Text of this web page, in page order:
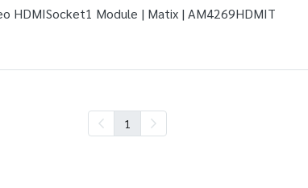
HDMISocket1 Module | Matix | AM4269HDMIT
1